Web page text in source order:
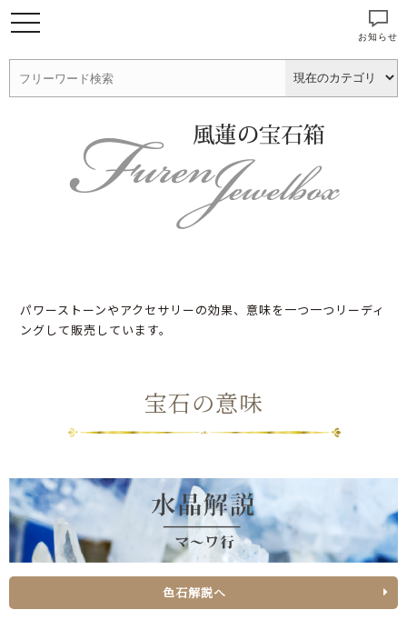
パワーストーンやアクセサリーの効果、意味を一つ一つリーディ
ングして販売しています。
お知らせ
宝石の意味
色石解説へ